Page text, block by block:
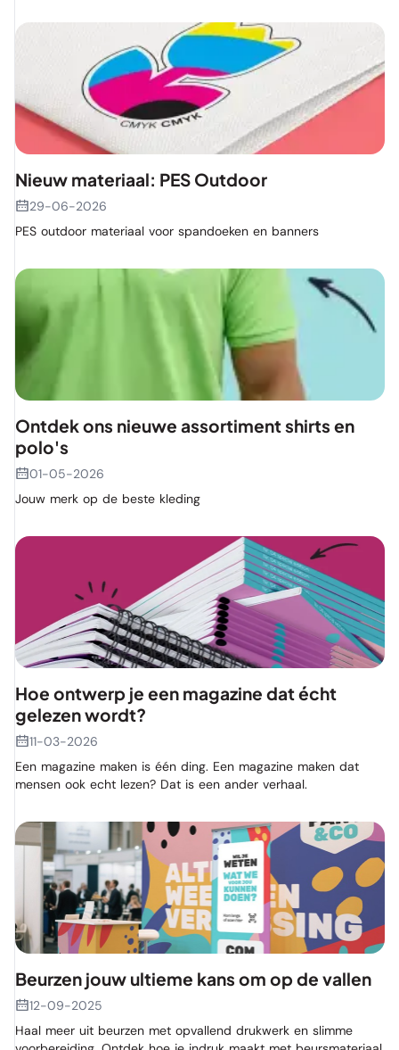
Nieuw materiaal: PES Outdoor
29-06-2026
PES outdoor materiaal voor spandoeken en banners
Ontdek ons nieuwe assortiment shirts en
polo's
01-05-2026
Jouw merk op de beste kleding
Hoe ontwerp je een magazine dat écht
gelezen wordt?
11-03-2026
Een magazine maken is één ding. Een magazine maken dat
mensen ook echt lezen? Dat is een ander verhaal.
Beurzen jouw ultieme kans om op de vallen
12-09-2025
Haal meer uit beurzen met opvallend drukwerk en slimme